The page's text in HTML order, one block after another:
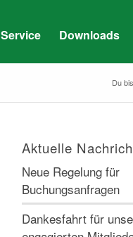
Service Downloads
Du
Aktuelle
Neue Regelung für
Buchungsanfragen
Dankesfahrt für